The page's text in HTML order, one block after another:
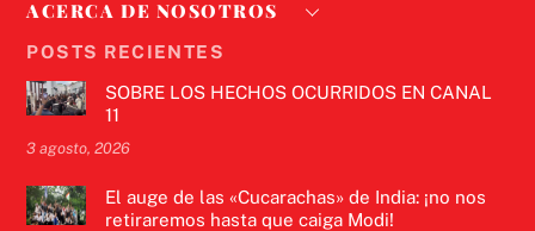
ACERCA DE NOSOTROS
POSTS RECIENTES
SOBRE LOS HECHOS OCURRIDOS EN CANAL
11
3 agosto, 2026
El auge de las «Cucarachas» de India: ¡no nos
retiraremos hasta que caiga Modi!